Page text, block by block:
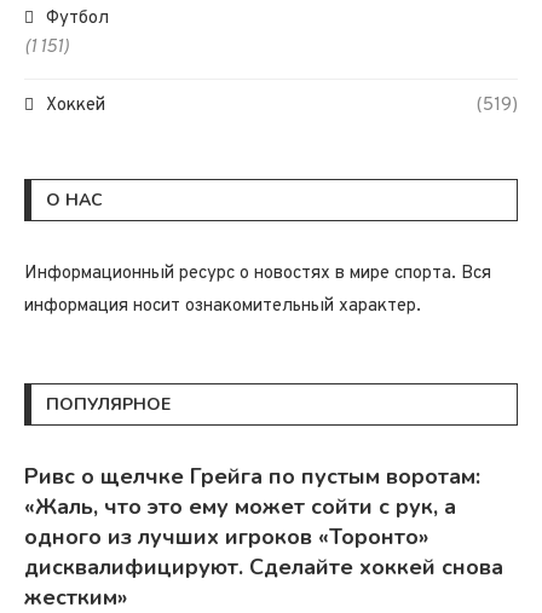
Футбол
(1 151)
Хоккей (519)
О НАС
Информационный ресурс о новостях в мире спорта. Вся
информация носит ознакомительный характер.
ПОПУЛЯРНОЕ
Ривс о щелчке Грейга по пустым воротам:
«Жаль, что это ему может сойти с рук, а
одного из лучших игроков «Торонто»
дисквалифицируют. Сделайте хоккей снова
жестким»